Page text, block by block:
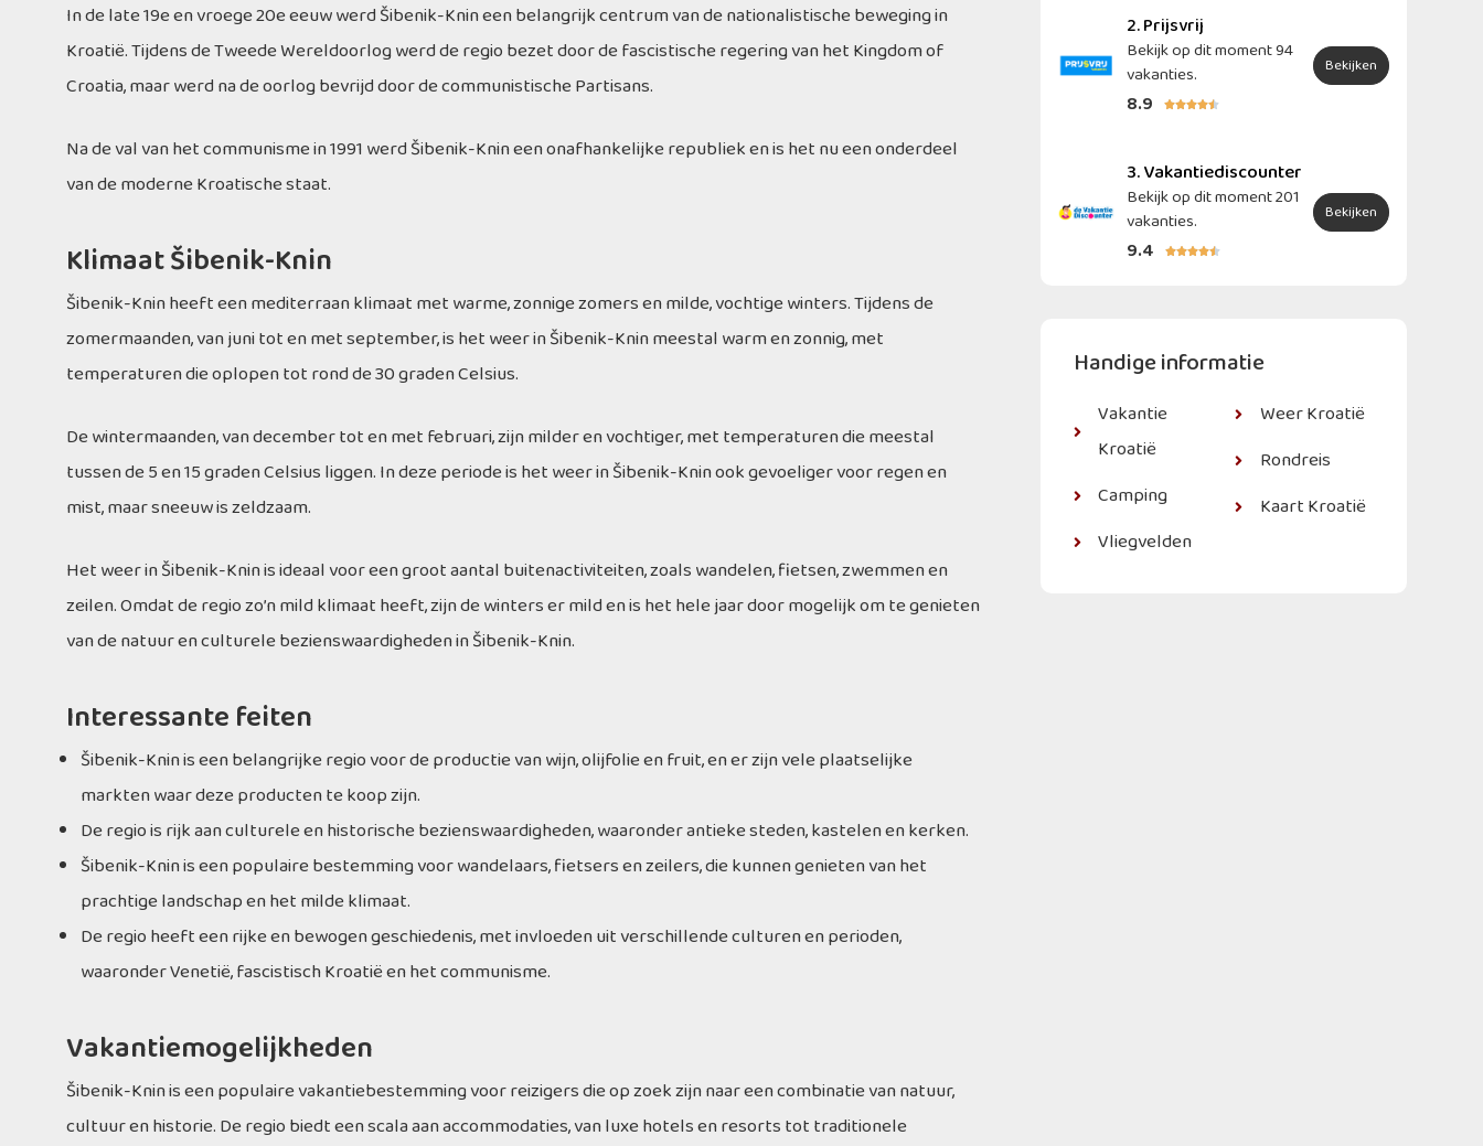
In de late 19e en vroege 20e eeuw werd Šibenik-Knin een belangrijk centrum van de nationalistische beweging in
Kroatië. Tijdens de Tweede Wereldoorlog werd de regio bezet door de fascistische regering van het Kingdom of
Croatia, maar werd na de oorlog bevrijd door de communistische Partisans.
Na de val van het communisme in 1991 werd Šibenik-Knin een onafhankelijke republiek en is het nu een onderdeel
van de moderne Kroatische staat.
Klimaat Šibenik-Knin
Šibenik-Knin heeft een mediterraan klimaat met warme, zonnige zomers en milde, vochtige winters. Tijdens de
zomermaanden, van juni tot en met september, is het weer in Šibenik-Knin meestal warm en zonnig, met
temperaturen die oplopen tot rond de 30 graden Celsius.
De wintermaanden, van december tot en met februari, zijn milder en vochtiger, met temperaturen die meestal
tussen de 5 en 15 graden Celsius liggen. In deze periode is het weer in Šibenik-Knin ook gevoeliger voor regen en
mist, maar sneeuw is zeldzaam.
Het weer in Šibenik-Knin is ideaal voor een groot aantal buitenactiviteiten, zoals wandelen, fietsen, zwemmen en
zeilen. Omdat de regio zo’n mild klimaat heeft, zijn de winters er mild en is het hele jaar door mogelijk om te genieten
van de natuur en culturele bezienswaardigheden in Šibenik-Knin.
Interessante feiten
Šibenik-Knin is een belangrijke regio voor de productie van wijn, olijfolie en fruit, en er zijn vele plaatselijke
markten waar deze producten te koop zijn.
De regio is rijk aan culturele en historische bezienswaardigheden, waaronder antieke steden, kastelen en kerken.
Šibenik-Knin is een populaire bestemming voor wandelaars, fietsers en zeilers, die kunnen genieten van het
prachtige landschap en het milde klimaat.
De regio heeft een rijke en bewogen geschiedenis, met invloeden uit verschillende culturen en perioden,
waaronder Venetië, fascistisch Kroatië en het communisme.
Vakantiemogelijkheden
Šibenik-Knin is een populaire vakantiebestemming voor reizigers die op zoek zijn naar een combinatie van natuur,
cultuur en historie. De regio biedt een scala aan accommodaties, van luxe hotels en resorts tot traditionele
2. Prijsvrij
Bekijk op dit moment 94
vakanties.
8.9 
Bekijken
3. Vakantiediscounter
Bekijk op dit moment 201
vakanties.
9.4 
Bekijken
Handige informatie
Vakantie
Kroatië
Camping
Vliegvelden
Weer Kroatië
Rondreis
Kaart Kroatië